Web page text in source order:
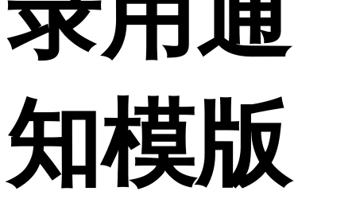
知模版